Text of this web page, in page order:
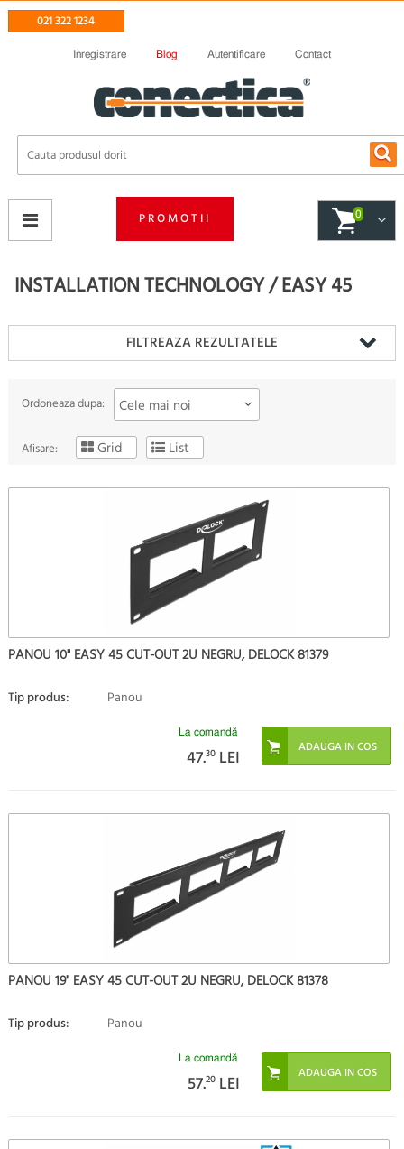
021 322 1234
Inregistrare Blog Autentificare Contact
PROMOTII 0
INSTALLATION TECHNOLOGY / EASY 45
FILTREAZA REZULTATELE
Ordoneaza dupa: Cele mai noi
Afisare: Grid List
PANOU 10" EASY 45 CUT-OUT 2U NEGRU, DELOCK 81379
Tip produs: Panou
La comandă
47.30 LEI
PANOU 19" EASY 45 CUT-OUT 2U NEGRU, DELOCK 81378
Tip produs: Panou
La comandă
57.20 LEI